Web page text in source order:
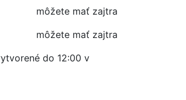
môžete mať zajtra
môžete mať zajtra
do 12:00 v